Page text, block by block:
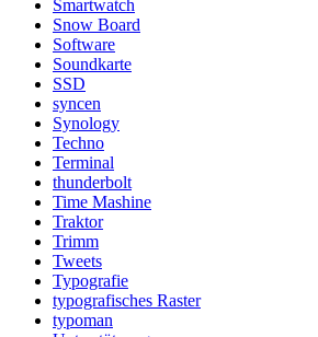
Smartwatch
Snow Board
Software
Soundkarte
SSD
syncen
Synology
Techno
Terminal
thunderbolt
Time Mashine
Traktor
Trimm
Tweets
Typografie
typografisches Raster
typoman